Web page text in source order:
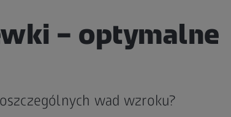
– optymalne
wad wzroku?